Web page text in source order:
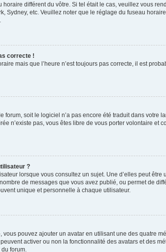
différent du vôtre. Si tel était le cas, veuillez vous
Sydney, etc. Veuillez noter que le réglage du fuseau
correcte !
mais que l’heure n’est toujours pas correcte, il est
forum, soit le logiciel n’a pas encore été traduit dans votre
n’existe pas, vous êtes libre de vous porter volontaire et
?
lorsque vous consultez un sujet. Une d’elles peut
de messages que vous avez publié, ou permet de
unique et personnelle à chaque utilisateur.
pouvez ajouter un avatar en utilisant une des quatre
activer ou non la fonctionnalité des avatars et des
forum.